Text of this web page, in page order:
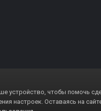
устройство, чтобы помочь
настроек. Оставаясь на